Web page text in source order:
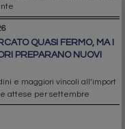
QUASI FERMO, MA I
PREPARANO NUOVI
e maggiori vincoli all’import
attese per settembre